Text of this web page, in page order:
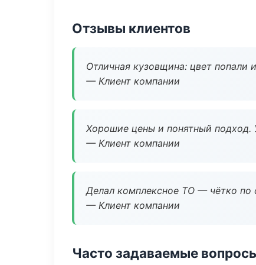
Отзывы клиентов
Отличная кузовщина: цвет попали
— Клиент компании
Хорошие цены и понятный подход.
— Клиент компании
Делал комплексное ТО — чётко по
— Клиент компании
Часто задаваемые